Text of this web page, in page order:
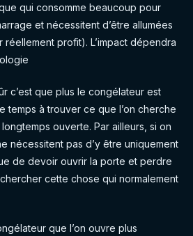
qui consomme beaucoup pour
et nécessitent d’être allumées
profit). L’impact dépendra
c’est que plus le congélateur est
temps à trouver ce que l’on cherche
ouverte. Par ailleurs, si on
nécessitent pas d’y être uniquement
de devoir ouvrir la porte et perdre
cette chose qui normalement
que l’on ouvre plus